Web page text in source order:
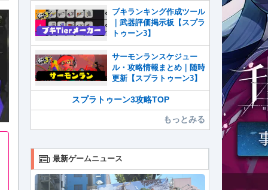
ブキランキング作成ツール
｜武器評価掲示板【スプラ
トゥーン3】
サーモンランスケジュー
ル・攻略情報まとめ｜随時
更新【スプラトゥーン3】
スプラトゥーン3攻略TOP
もっとみる
最新ゲームニュース